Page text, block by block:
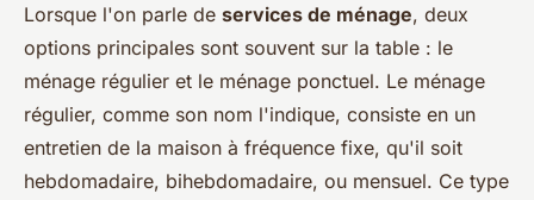
Lorsque l'on parle de services de ménage, deux
options principales sont souvent sur la table : le
ménage régulier et le ménage ponctuel. Le ménage
régulier, comme son nom l'indique, consiste en un
entretien de la maison à fréquence fixe, qu'il soit
hebdomadaire, bihebdomadaire, ou mensuel. Ce type